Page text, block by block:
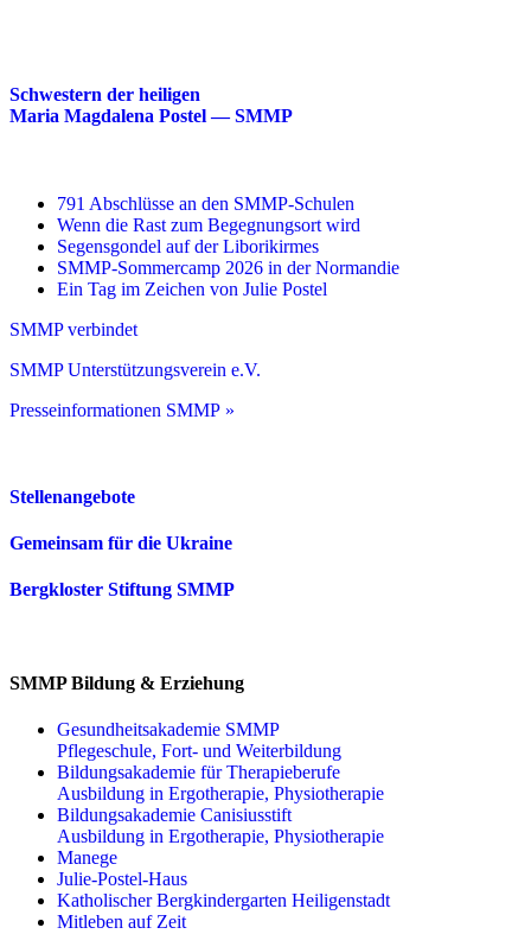
Schwestern der heiligen
Maria Magdalena Postel — SMMP
791 Abschlüsse an den SMMP-Schulen
Wenn die Rast zum Begegnungsort wird
Segensgondel auf der Liborikirmes
SMMP-Sommercamp 2026 in der Normandie
Ein Tag im Zeichen von Julie Postel
SMMP verbindet
SMMP Unterstützungsverein e.V.
Presseinformationen SMMP »
Stellenangebote
Gemeinsam für die Ukraine
Bergkloster Stiftung SMMP
SMMP Bildung & Erziehung
Gesundheitsakademie SMMP
Pflegeschule, Fort- und Weiterbildung
Bildungsakademie für Therapieberufe
Ausbildung in Ergotherapie, Physiotherapie
Bildungsakademie Canisiusstift
Ausbildung in Ergotherapie, Physiotherapie
Manege
Julie-Postel-Haus
Katholischer Bergkindergarten Heiligenstadt
Mitleben auf Zeit